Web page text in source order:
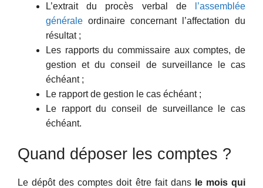
L’extrait du procès verbal de
l’assemblée
générale ordinaire concernant l’affectation du
résultat ;
Les rapports du commissaire aux comptes, de
gestion et du conseil de surveillance le cas
échéant ;
Le rapport de gestion le cas échéant ;
Le rapport du conseil de surveillance le cas
échéant.
Quand déposer les comptes ?
Le dépôt des comptes doit être fait dansle mois qui